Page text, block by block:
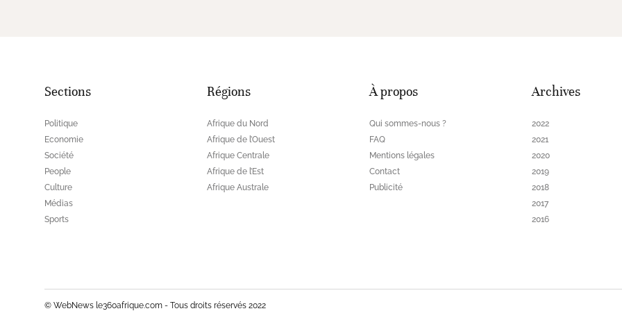
Sections
Politique
Economie
Société
People
Culture
Médias
Sports
Régions
Afrique du Nord
Afrique de l’Ouest
Afrique Centrale
Afrique de l’Est
Afrique Australe
À propos
Qui sommes-nous ?
FAQ
Mentions légales
Contact
Publicité
Archives
2022
2021
2020
2019
2018
2017
2016
© WebNews le360afrique.com - Tous droits réservés 2022